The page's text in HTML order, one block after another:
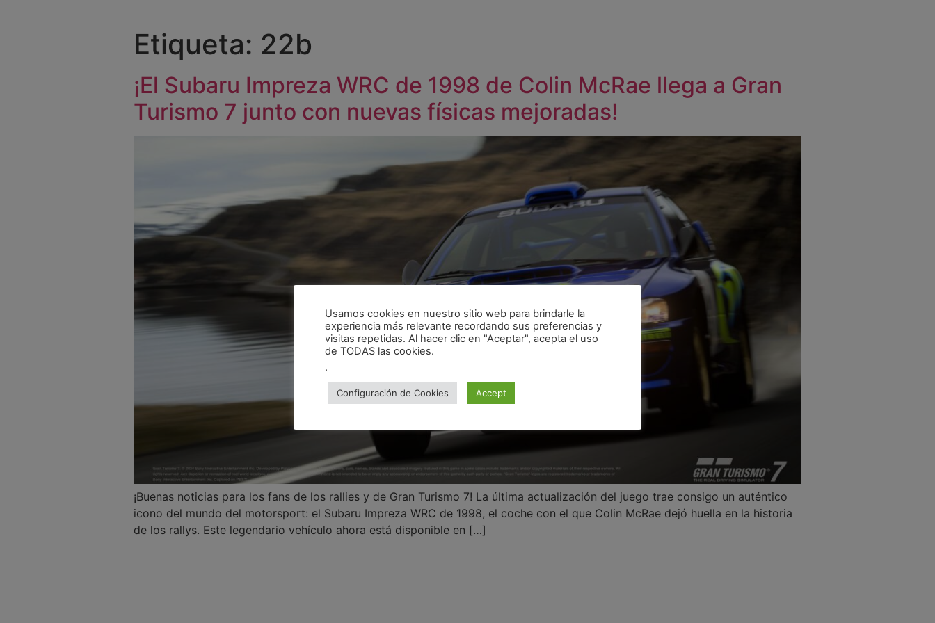
Etiqueta: 22b
¡El Subaru Impreza WRC de 1998 de Colin McRae llega a Gran
Turismo 7 junto con nuevas físicas mejoradas!
¡Buenas noticias para los fans de los rallies y de Gran Turismo 7! La última actualización del juego trae consigo un auténtico
icono del mundo del motorsport: el Subaru Impreza WRC de 1998, el coche con el que Colin McRae dejó huella en la historia
de los rallys. Este legendario vehículo ahora está disponible en […]
Usamos cookies en nuestro sitio web para brindarle la
experiencia más relevante recordando sus preferencias y
visitas repetidas. Al hacer clic en "Aceptar", acepta el uso
de TODAS las cookies.
.
Configuración de Cookies Accept